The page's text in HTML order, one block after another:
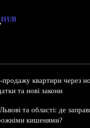
HUB
продажу квартири через
та нові закони
та області: де
кишенями?